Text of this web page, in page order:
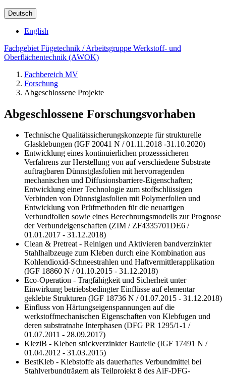
Deutsch
English
Fachgebiet Fügetechnik / Arbeitsgruppe Werkstoff- und
Oberflächentechnik (AWOK)
Fachbereich MV
Forschung
Abgeschlossene Projekte
Abgeschlossene Forschungsvorhaben
Technische Qualitätssicherungskonzepte für strukturelle
Glasklebungen (IGF 20041 N / 01.11.2018 -31.10.2020)
Entwicklung eines kontinuierlichen prozesssicheren
Verfahrens zur Herstellung von auf verschiedene Substrate
auftragbaren Dünnstglasfolien mit hervorragenden
mechanischen und Diffusionsbarriere-Eigenschaften;
Entwicklung einer Technologie zum stoffschlüssigen
Verbinden von Dünnstglasfolien mit Polymerfolien und
Entwicklung von Prüfmethoden für die neuartigen
Verbundfolien sowie eines Berechnungsmodells zur Prognose
der Verbundeigenschaften (ZIM / ZF4335701DE6 /
01.01.2017 - 31.12.2018)
Clean & Pretreat - Reinigen und Aktivieren bandverzinkter
Stahlhalbzeuge zum Kleben durch eine Kombination aus
Kohlendioxid-Schneestrahlen und Haftvermittlerapplikation
(IGF 18860 N / 01.10.2015 - 31.12.2018)
Eco-Operation - Tragfähigkeit und Sicherheit unter
Einwirkung betriebsbedingter Einflüsse auf elementar
geklebte Strukturen (IGF 18736 N / 01.07.2015 - 31.12.2018)
Einfluss von Härtungseigenspannungen auf die
werkstoffmechanischen Eigenschaften von Klebfugen und
deren substratnahe Interphasen (DFG PR 1295/1-1 /
01.07.2011 - 28.09.2017)
KleziB - Kleben stückverzinkter Bauteile (IGF 17491 N /
01.04.2012 - 31.03.2015)
BestKleb - Klebstoffe als dauerhaftes Verbundmittel bei
Stahlverbundträgern als Teilprojekt 8 des AiF-DFG-